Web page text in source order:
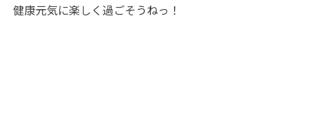
健康元気に楽しく過ごそうねっ！